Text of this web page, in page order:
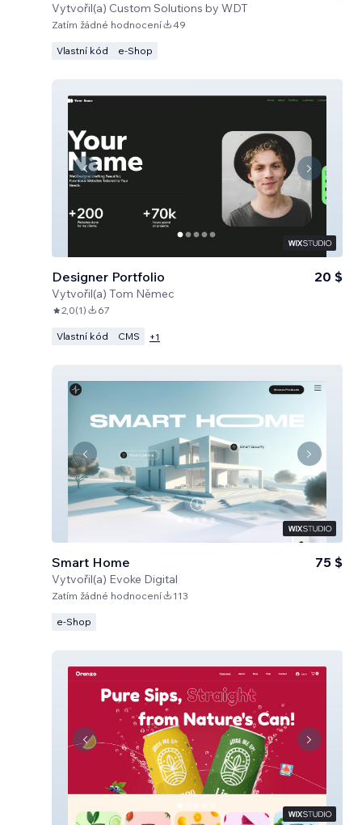
Vytvořil(a) Custom Solutions by WDT
Zatím žádné hodnocení 49
Vlastní kód e‑Shop
Designer Portfolio
Vytvořil(a) Tom Němec
20 $
2,0(1) 67
Vlastní kód CMS +1
Smart Home
Vytvořil(a) Evoke Digital
75 $
Zatím žádné hodnocení 113
e‑Shop